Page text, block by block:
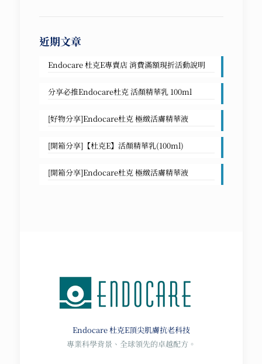
近期文章
Endocare 杜克E專賣店 消費滿額現折活動說明
分享必推Endocare杜克 活顏精華乳 100ml
[好物分享]Endocare杜克 極緻活膚精華液
[開箱分享]【杜克E】活顏精華乳(100ml)
[開箱分享]Endocare杜克 極緻活膚精華液
Endocare 杜克E頂尖肌膚抗老科技
專業科學背景、全球領先的卓越配方。